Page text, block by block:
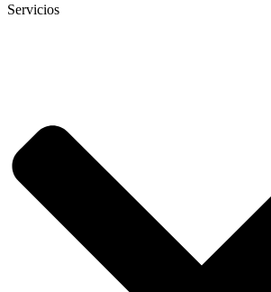
Servicios